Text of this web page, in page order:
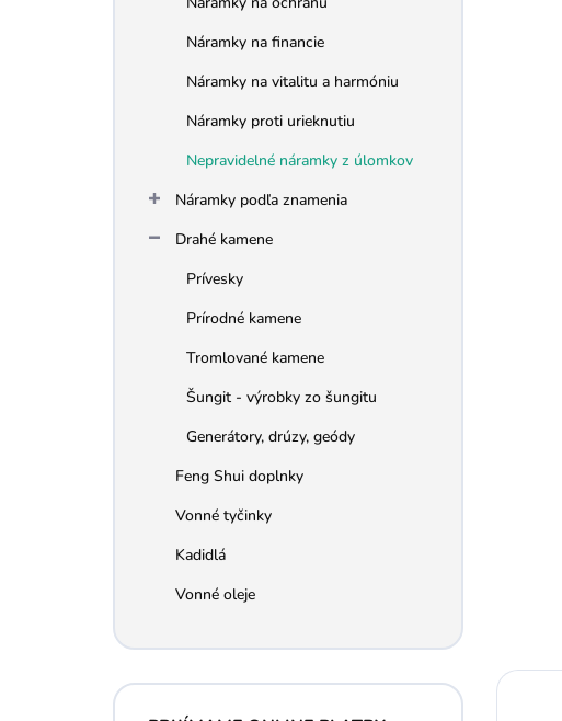
Náramky na financie
Náramky na vitalitu a harmóniu
Náramky proti urieknutiu
Nepravidelné náramky z úlomkov
Náramky podľa znamenia
Drahé kamene
Prívesky
Prírodné kamene
Tromlované kamene
Šungit - výrobky zo šungitu
Generátory, drúzy, geódy
Feng Shui doplnky
Vonné tyčinky
Kadidlá
Vonné oleje